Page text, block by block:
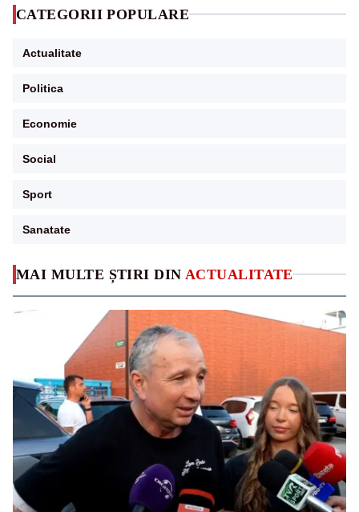
MAI MULTE ȘTIRI DIN ACTUALITATE
CATEGORII POPULARE
Actualitate
Politica
Economie
Social
Sport
Sanatate